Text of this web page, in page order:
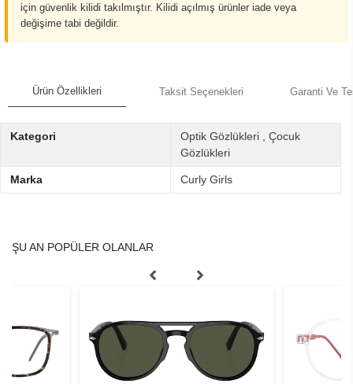
için güvenlik kilidi takılmıştır. Kilidi açılmış ürünler iade veya
değişime tabi değildir.
Ürün Özellikleri Taksit Seçenekleri Garanti Ve
Kategori Optik Gözlükleri
Çocuk
Gözlükleri
Marka Curly Girls
ŞU AN POPÜLER OLANLAR